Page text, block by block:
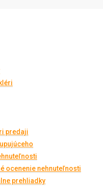
predaji
ocenenie nehnuteľnosti
prehliadky